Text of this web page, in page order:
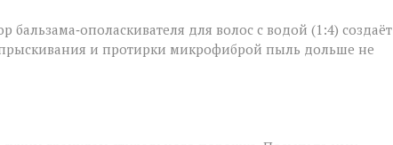
бальзама‑ополаскивателя для волос с водой (1:4) создаёт
и протирки микрофиброй пыль дольше не